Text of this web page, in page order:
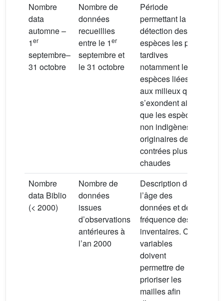
Nombre
data
automne –
1er
septembre–
31 octobre
Nombre de
données
recueillies
entre le 1er
septembre et
le 31 octobre
Période
permettant la
détection des
espèces les plus
tardives
notamment les
espèces liées
aux milieux qui
s’exondent ainsi
que les espèces
non indigènes
originaires de
contrées plus
chaudes
Nombre
data Biblio
(< 2000)
Nombre de
données
issues
d’observations
antérieures à
l’an 2000
Description de
l’âge des
données et de la
fréquence des
inventaires. Ces
variables
doivent
permettre de
prioriser les
mailles afin